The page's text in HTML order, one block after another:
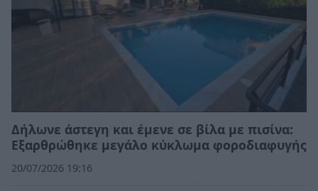
Δήλωνε άστεγη και έμενε σε βίλα με πισίνα:
Εξαρθρώθηκε μεγάλο κύκλωμα φοροδιαφυγής
20/07/2026 19:16